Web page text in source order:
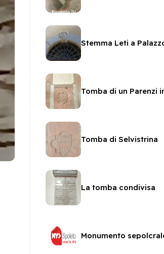
Tomba di Selvistrina
La tomba condivisa